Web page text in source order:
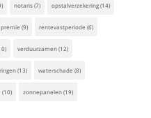
notaris(7) opstalverzekering(14)
premie (9) rentevastperiode (6)
verduurzamen(12)
(13) waterschade (8)
(10) zonnepanelen(19)